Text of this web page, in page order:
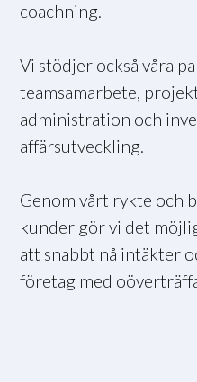
coachning.
Vi stödjer också våra
teamsamarbete,
administration och
affärsutveckling.
Genom vårt rykte och
kunder gör vi det
att snabbt nå intäkter
företag med